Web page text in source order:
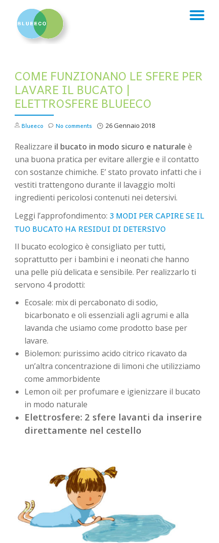
COME FUNZIONANO LE SFERE PER
LAVARE IL BUCATO |
ELETTROSFERE BLUEECO
Blueeco 26 Gennaio 2018
No comments
Realizzare il bucato in modo sicuro e naturale è
una buona pratica per evitare allergie e il contatto
con sostanze chimiche. E’ stato provato infatti che i
vestiti trattengono durante il lavaggio molti
ingredienti pericolosi contenuti nei detersivi.
Leggi l’approfondimento: 3 MODI PER CAPIRE SE IL
TUO BUCATO HA RESIDUI DI DETERSIVO
Il bucato ecologico è consigliato per tutti,
soprattutto per i bambini e i neonati che hanno
una pelle più delicata e sensibile. Per realizzarlo ti
servono 4 prodotti:
Ecosale: mix di percabonato di sodio,
bicarbonato e oli essenziali agli agrumi e alla
lavanda che usiamo come prodotto base per
lavare.
Biolemon: purissimo acido citrico ricavato da
un’altra concentrazione di limoni che utilizziamo
come ammorbidente
Lemon oil: per profumare e igienizzare il bucato
in modo naturale
Elettrosfere: 2 sfere lavanti da inserire
direttamente nel cestello